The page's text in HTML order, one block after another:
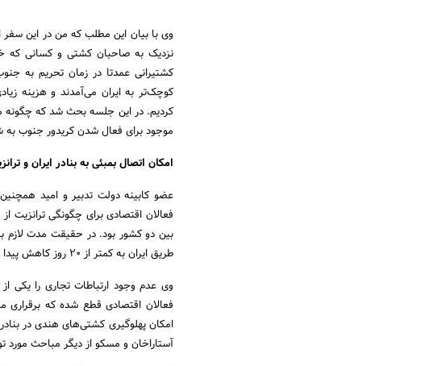
وی با بیان این مطلب که من در این سفر
نزدیک به صاحبان کشتی و کسانی که
کشتیرانی عمدتا در زمان تحریم به
کوچک‌تر به ایران می‌آمدند و هزینه
کردیم. در این جلسه بحث شد که چگونه
موجود برای فعال شدن کریدور جنوب به
امکان اتصال بمبئی به بنادر ایران و
عضو کابینه دولت تدبیر و امید همچنین
فعالان اقتصادی برای چگونگی ترانزیت
طریق ایران به کمتر از 20 روز کاهش پیدا می‌کند که قطعا در کم شدن هزینه‌ها نیز نقش بسیار زیادی دارد.
وی عدم وجود ارتباطات تجاری را یکی
فعالان اقتصادی قطع شده که برقراری
امکان پهلوگیری کشتی‌های هندی در
آستاراخان و مسکو از دیگر مباحث مورد